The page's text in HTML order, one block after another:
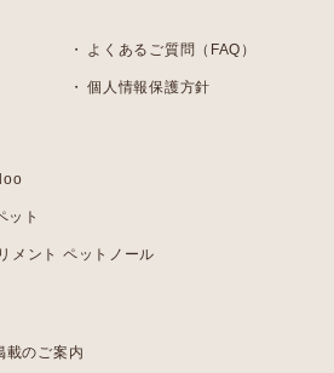
よくあるご質問（FAQ）
個人情報保護方針
ット
メント ペットノール
載のご案内